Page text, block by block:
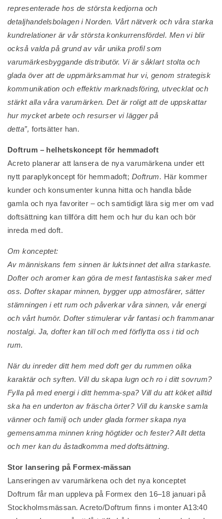
representerade hos de största kedjorna och
detaljhandelsbolagen i Norden. Vårt nätverk och våra starka
kundrelationer är vår största konkurrensfördel. Men vi blir
också valda på grund av vår unika profil som
varumärkesbyggande distributör. Vi är såklart stolta och
glada över att de uppmärksammat hur vi, genom strategisk
kommunikation och effektiv marknadsföring, utvecklat och
stärkt alla våra varumärken. Det är roligt att de uppskattar
hur mycket arbete och resurser vi lägger på
detta”, fortsätter han.
Doftrum – helhetskoncept för hemmadoft
Acreto planerar att lansera de nya varumärkena under ett
nytt paraplykoncept för hemmadoft; Doftrum. Här kommer
kunder och konsumenter kunna hitta och handla både
gamla och nya favoriter – och samtidigt lära sig mer om vad
doftsättning kan tillföra ditt hem och hur du kan och bör
inreda med doft.
Om konceptet:
Av människans fem sinnen är luktsinnet det allra starkaste.
Dofter och aromer kan göra de mest fantastiska saker med
oss. Dofter skapar minnen, bygger upp atmosfärer, sätter
stämningen i ett rum och påverkar våra sinnen, vår energi
och vårt humör. Dofter stimulerar vår fantasi och frammanar
nostalgi. Ja, dofter kan till och med förflytta oss i tid och
rum.
När du inreder ditt hem med doft ger du rummen olika
karaktär och syften. Vill du skapa lugn och ro i ditt sovrum?
Fylla på med energi i ditt hemma-spa? Vill du att köket alltid
ska ha en underton av fräscha örter? Vill du kanske samla
vänner och familj och under glada former skapa nya
gemensamma minnen kring högtider och fester? Allt detta
och mer kan du åstadkomma med doftsättning.
Stor lansering på Formex-mässan
Lanseringen av varumärkena och det nya konceptet
Doftrum får man uppleva på Formex den 16–18 januari på
Stockholmsmässan. Acreto/Doftrum finns i monter A13:40